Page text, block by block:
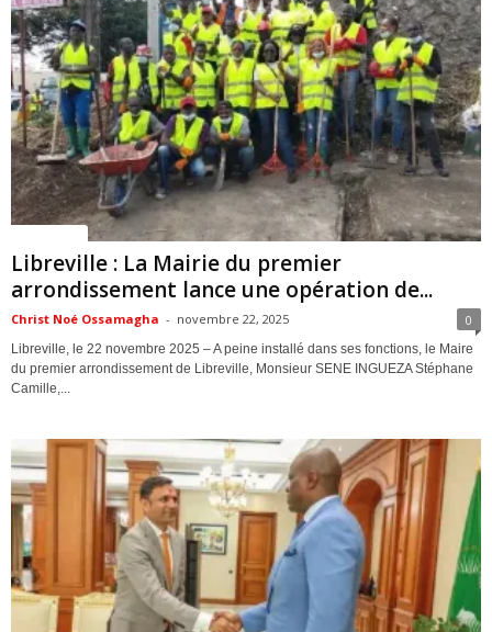
Libreville : La Mairie du premier
arrondissement lance une opération de...
Christ Noé Ossamagha - novembre 22, 2025 0
Libreville, le 22 novembre 2025 – A peine installé dans ses fonctions, le Maire
du premier arrondissement de Libreville, Monsieur SENE INGUEZA Stéphane
Camille,...